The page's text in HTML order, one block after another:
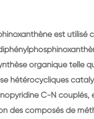
est
organique telle
hétérocycliques
C-N
des composés de